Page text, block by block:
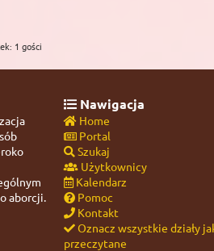
1 gości
aborcji.
Nawigacja
Home
Portal
Szukaj
Użytkownicy
Kalendarz
Pomoc
Kontakt
Oznacz wszystkie działy
przeczytane